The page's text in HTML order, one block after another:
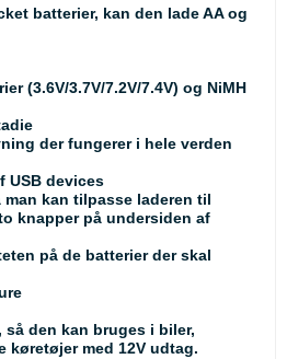
batterier, kan den lade AA og
(3.6V/3.7V/7.2V/7.4V) og NiMH
der fungerer i hele verden
USB devices
kan tilpasse laderen til
knapper på undersiden af
på de batterier der skal
så den kan bruges i biler,
køretøjer med 12V udtag.